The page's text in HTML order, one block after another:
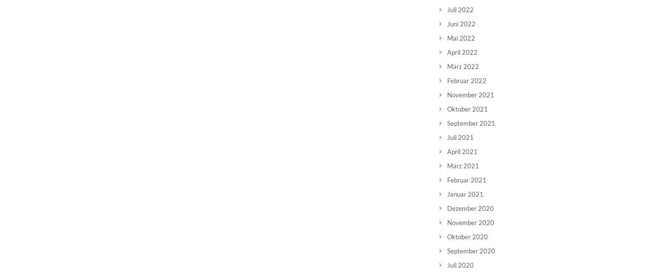
Juli 2022
Juni 2022
Mai 2022
April 2022
März 2022
Februar 2022
November 2021
Oktober 2021
September 2021
Juli 2021
April 2021
März 2021
Februar 2021
Januar 2021
Dezember 2020
November 2020
Oktober 2020
September 2020
Juli 2020